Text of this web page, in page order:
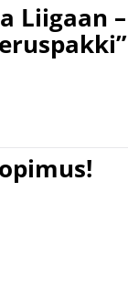
Liigaan –